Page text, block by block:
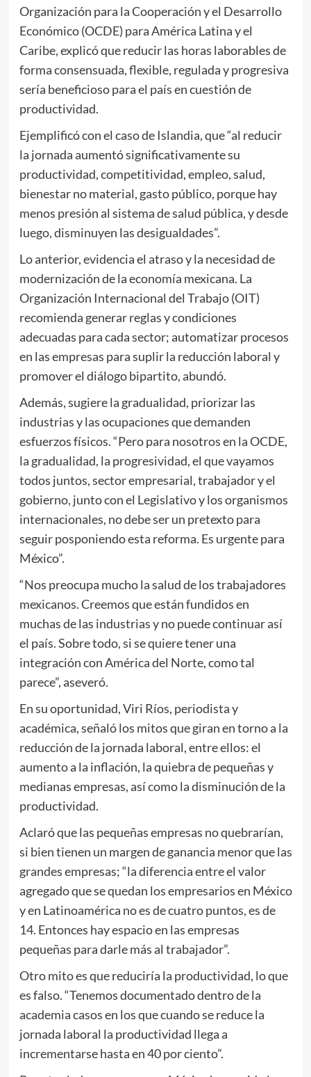
Organización para la Cooperación y el Desarrollo
Económico (OCDE) para América Latina y el
Caribe, explicó que reducir las horas laborables de
forma consensuada, flexible, regulada y progresiva
sería beneficioso para el país en cuestión de
productividad.
Ejemplificó con el caso de Islandia, que “al reducir
la jornada aumentó significativamente su
productividad, competitividad, empleo, salud,
bienestar no material, gasto público, porque hay
menos presión al sistema de salud pública, y desde
luego, disminuyen las desigualdades”.
Lo anterior, evidencia el atraso y la necesidad de
modernización de la economía mexicana. La
Organización Internacional del Trabajo (OIT)
recomienda generar reglas y condiciones
adecuadas para cada sector; automatizar procesos
en las empresas para suplir la reducción laboral y
promover el diálogo bipartito, abundó.
Además, sugiere la gradualidad, priorizar las
industrias y las ocupaciones que demanden
esfuerzos físicos. “Pero para nosotros en la OCDE,
la gradualidad, la progresividad, el que vayamos
todos juntos, sector empresarial, trabajador y el
gobierno, junto con el Legislativo y los organismos
internacionales, no debe ser un pretexto para
seguir posponiendo esta reforma. Es urgente para
México”.
“Nos preocupa mucho la salud de los trabajadores
mexicanos. Creemos que están fundidos en
muchas de las industrias y no puede continuar así
el país. Sobre todo, si se quiere tener una
integración con América del Norte, como tal
parece”, aseveró.
En su oportunidad, Viri Ríos, periodista y
académica, señaló los mitos que giran en torno a la
reducción de la jornada laboral, entre ellos: el
aumento a la inflación, la quiebra de pequeñas y
medianas empresas, así como la disminución de la
productividad.
Aclaró que las pequeñas empresas no quebrarían,
si bien tienen un margen de ganancia menor que las
grandes empresas; “la diferencia entre el valor
agregado que se quedan los empresarios en México
y en Latinoamérica no es de cuatro puntos, es de
14. Entonces hay espacio en las empresas
pequeñas para darle más al trabajador”.
Otro mito es que reduciría la productividad, lo que
es falso. “Tenemos documentado dentro de la
academia casos en los que cuando se reduce la
jornada laboral la productividad llega a
incrementarse hasta en 40 por ciento”.